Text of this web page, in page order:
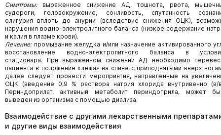
Симптомы: выраженное снижение АД, тошнота, рвота,
судороги, головокружение, сонливость, спутанность
олигурия вплоть до анурии (вследствие снижения ОЦК),
нарушения водно-электролитного баланса (низкое содержание
и калия в плазме крови).
Лечение: промывание желудка и/или назначение активированного
восстановление водно-электролитного баланса в
стационара. При выраженном снижении АД необходимо
пациента в положение «лежа» на спине с приподнятыми вверх
далее следует провести мероприятия, направленные на
ОЦК (введение 0,9 % раствора натрия хлорида внутривенно (в/
Периндоприлат, активный метаболит периндоприла, может
выведен из организма с помощью диализа.
Взаимодействие с другими лекарственными
и другие виды взаимодействия